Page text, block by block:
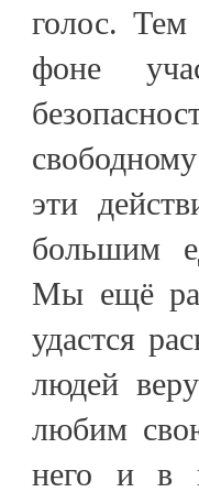
голос.
фоне
эти
большим
Мы ещё
удастся
людей
любим
него и в